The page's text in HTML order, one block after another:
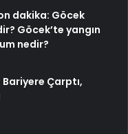
dakika: Göcek
Göcek’te yangın
nedir?
Bariyere Çarptı,